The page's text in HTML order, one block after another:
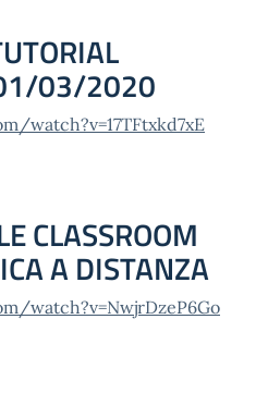
03/2020
watch?v=17TFtxkd7xE
CLASSROOM
A DISTANZA
watch?v=NwjrDzeP6Go